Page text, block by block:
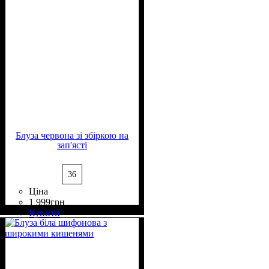
Блуза червона зі збіркою на
зап'ясті
36
Ціна
1 999грн
Купити
Склад тканини
Віскоза, 70% Поліестер
Крій: вільний
Довжина: класична
Довжина рукава
Стиль: casual